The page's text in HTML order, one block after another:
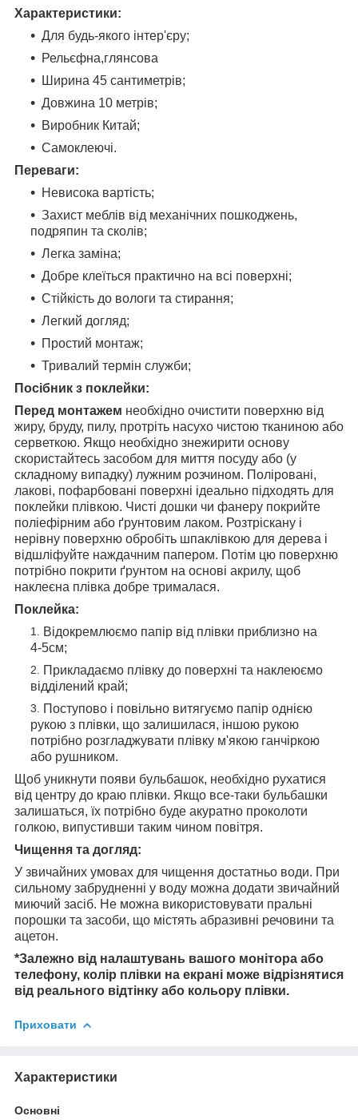
Характеристики:
Для будь-якого інтер'єру;
Рельєфна,глянсова
Ширина 45 сантиметрів;
Довжина 10 метрів;
Виробник Китай;
Самоклеючі.
Переваги:
Невисока вартість;
Захист меблів від механічних пошкоджень,
подряпин та сколів;
Легка заміна;
Добре клеїться практично на всі поверхні;
Стійкість до вологи та стирання;
Легкий догляд;
Простий монтаж;
Тривалий термін служби;
Посібник з поклейки:
Перед монтажем необхідно очистити поверхню від
жиру, бруду, пилу, протріть насухо чистою тканиною або
серветкою. Якщо необхідно знежирити основу
скористайтесь засобом для миття посуду або (у
складному випадку) лужним розчином. Поліровані,
лакові, пофарбовані поверхні ідеально підходять для
поклейки плівкою. Чисті дошки чи фанеру покрийте
поліефірним або ґрунтовим лаком. Розтріскану і
нерівну поверхню обробіть шпаклівкою для дерева і
відшліфуйте наждачним папером. Потім цю поверхню
потрібно покрити ґрунтом на основі акрилу, щоб
наклеєна плівка добре трималася.
Поклейка:
Відокремлюємо папір від плівки приблизно на
4-5см;
Прикладаємо плівку до поверхні та наклеюємо
відділений край;
Поступово і повільно витягуємо папір однією
рукою з плівки, що залишилася, іншою рукою
потрібно розгладжувати плівку м'якою ганчіркою
або рушником.
Щоб уникнути появи бульбашок, необхідно рухатися
від центру до краю плівки. Якщо все-таки бульбашки
залишаться, їх потрібно буде акуратно проколоти
голкою, випустивши таким чином повітря.
Чищення та догляд:
У звичайних умовах для чищення достатньо води. При
сильному забрудненні у воду можна додати звичайний
миючий засіб. Не можна використовувати пральні
порошки та засоби, що містять абразивні речовини та
ацетон.
*Залежно від налаштувань вашого монітора або
телефону, колір плівки на екрані може відрізнятися
від реального відтінку або кольору плівки.
Приховати
Характеристики
Основні